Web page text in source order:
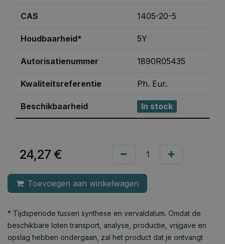
CAS 1405-20-5
Houdbaarheid* 5Y
Autorisatienummer 1890R05435
Kwaliteitsreferentie Ph. Eur.
Beschikbaarheid In stock
24,27 €
Toevoegen aan winkelwagen
* Tijdsperiode tussen synthese en vervaldatum. Omdat de
beschikbare loten transport, analyse, productie, vrijgave en
opslag hebben ondergaan, zal het product dat je ontvangt